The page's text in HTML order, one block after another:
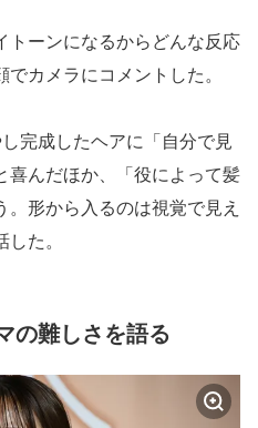
トーンになるからどんな反応
カメラにコメントした。
完成したヘアに「自分で見
喜んだほか、「役によって髪
形から入るのは視覚で見え
た。
の難しさを語る